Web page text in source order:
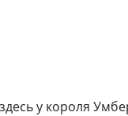
у короля